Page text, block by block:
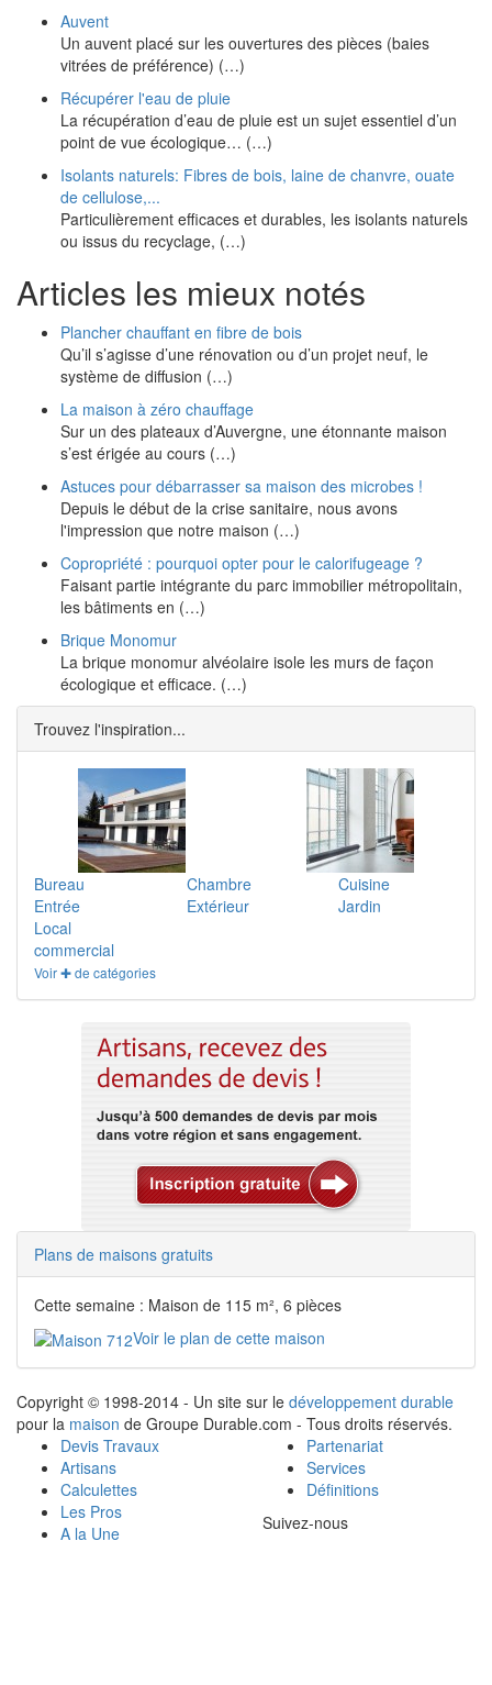
Auvent
Un auvent placé sur les ouvertures des pièces (baies
vitrées de préférence) (…)
Récupérer l'eau de pluie
La récupération d’eau de pluie est un sujet essentiel d’un
point de vue écologique… (…)
Isolants naturels: Fibres de bois, laine de chanvre, ouate
de cellulose,...
Particulièrement efficaces et durables, les isolants naturels
ou issus du recyclage, (…)
Articles les mieux notés
Plancher chauffant en fibre de bois
Qu’il s’agisse d’une rénovation ou d’un projet neuf, le
système de diffusion (…)
La maison à zéro chauffage
Sur un des plateaux d’Auvergne, une étonnante maison
s’est érigée au cours (…)
Astuces pour débarrasser sa maison des microbes !
Depuis le début de la crise sanitaire, nous avons
l'impression que notre maison (…)
Copropriété : pourquoi opter pour le calorifugeage ?
Faisant partie intégrante du parc immobilier métropolitain,
les bâtiments en (…)
Brique Monomur
La brique monomur alvéolaire isole les murs de façon
écologique et efficace. (…)
Trouvez l'inspiration...
Bureau Chambre
Cuisine
Entrée
Extérieur
Jardin
Local
commercial
Voir ✚ de catégories
Plans de maisons gratuits
Cette semaine : Maison de 115 m², 6 pièces
Voir le plan de cette maison
Copyright © 1998-2014 - Un site sur le développement durable
pour la maison de Groupe Durable.com - Tous droits réservés.
Devis Travaux
Artisans
Calculettes
Les Pros
A la Une
Partenariat
Services
Définitions
Suivez-nous